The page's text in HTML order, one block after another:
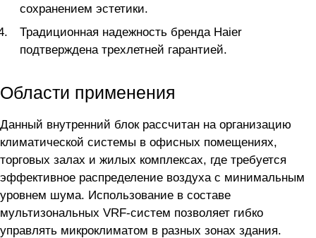
сохранением эстетики.
Традиционная надежность бренда Haier
подтверждена трехлетней гарантией.
Области применения
Данный внутренний блок рассчитан на организацию
климатической системы в офисных помещениях,
торговых залах и жилых комплексах, где требуется
эффективное распределение воздуха с минимальным
уровнем шума. Использование в составе
мультизональных VRF-систем позволяет гибко
управлять микроклиматом в разных зонах здания.